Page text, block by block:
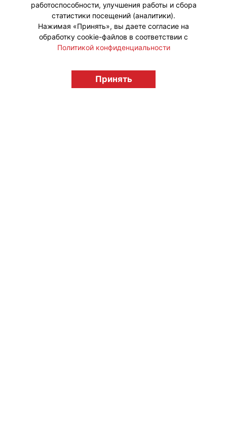
licensingrussia.ru, 2009-2026 12+
работоспособности, улучшения работы и сбора
статистики посещений (аналитики).
Нажимая «Принять», вы даете согласие на
обработку cookie-файлов в соответствии с
Политикой конфиденциальности
Принять